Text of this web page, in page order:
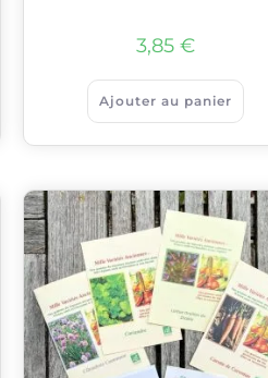
3,85 €
Ajouter au panier